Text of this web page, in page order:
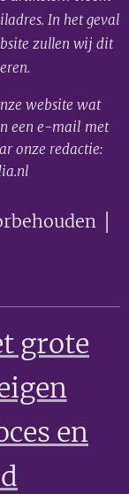
In het geval
zullen wij dit
website wat
een e-mail met
onze redactie:
│
grote
en